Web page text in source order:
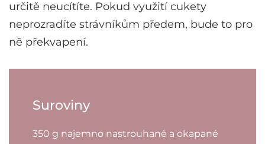
určitě neucítíte. Pokud využití cukety
neprozradíte strávníkům předem, bude to pro
ně překvapení.
Suroviny
350 g najemno nastrouhané a okapané